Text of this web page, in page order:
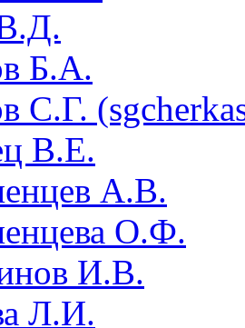
Б.А.
С.Г.
В.Е.
A.B.
О.Ф.
И.В.
Л.И.